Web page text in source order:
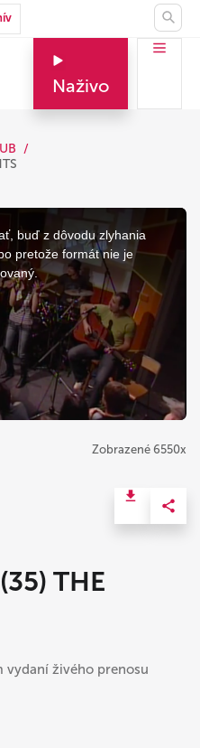
Naživo
buď z dôvodu zlyhania
pretože formát nie je
Zobrazené 6550x
THE
vydaní živého prenosu